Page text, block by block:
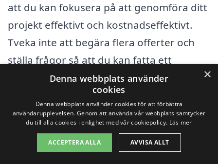
att du kan fokusera på att genomföra ditt
projekt effektivt och kostnadseffektivt.
Tveka inte att begära flera offerter och
ställa frågor så att du kan fatta ett
informerat beslut som passar dina behov
Få 3 erbjudanden, gratis och utan
förpliktelser
×
Denna webbplats använder
cookies
Denna webbplats använder cookies för att förbättra
användarupplevelsen. Genom att använda vår webbplats samtycker
du till alla cookies i enlighet med vår cookiepolicy. Läs mer
ACCEPTERA ALLA AVVISA ALLT